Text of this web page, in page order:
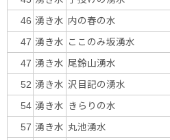
46 湧き水 内の春の水
47 湧き水 ここのみ坂湧水
47 湧き水 尾鈴山湧水
52 湧き水 沢目記の湧水
54 湧き水 きらりの水
57 湧き水 丸池湧水